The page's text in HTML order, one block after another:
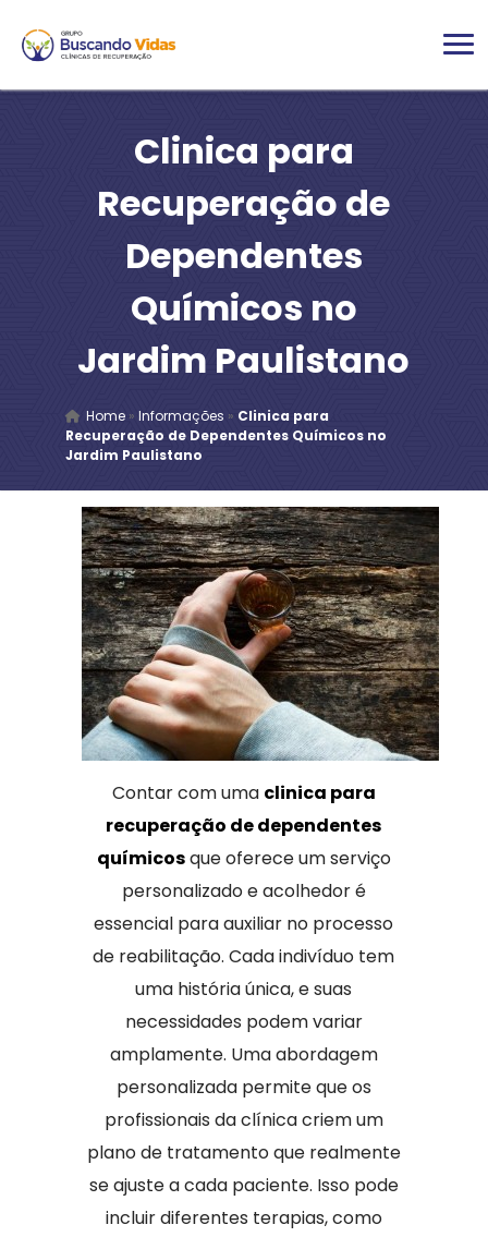
Clinica para
Recuperação de
Dependentes
Químicos no
Jardim Paulistano
Home» Informações » Clinica para
Recuperação de Dependentes Químicos no
Jardim Paulistano
Contar com uma clinica para
recuperação de dependentes
químicosque oferece um serviço
personalizado e acolhedor é
essencial para auxiliar no processo
de reabilitação. Cada indivíduo tem
uma história única, e suas
necessidades podem variar
amplamente. Uma abordagem
personalizada permite que os
profissionais da clínica criem um
plano de tratamento que realmente
se ajuste a cada paciente. Isso pode
incluir diferentes terapias, como